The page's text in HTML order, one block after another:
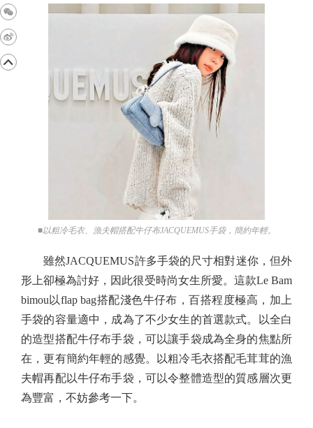
■以粗冷毛衣、漁夫帽搭配牛仔布JACQUEMUS手袋，簡約年輕。
雖然JACQUEMUS許多手袋的尺寸相對迷你，但外
形上卻極為討好，因此很受時尚女生所愛。這款Le Bam
bimou以flap bag搭配淺色牛仔布，百搭程度極高，加上
手袋的容量適中，成為了不少女生的首選款式。以全白
的造型搭配牛仔布手袋，可以讓手袋成為全身的焦點所
在，更有簡約年輕的感覺。以粗冷毛衣搭配毛茸茸的漁
夫帽再配以牛仔布手袋，可以令整體造型的質感層次更
為豐富，不妨參考一下。